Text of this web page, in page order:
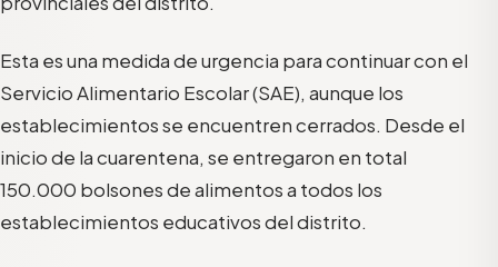
Esta esuna medida de urgencia para continuar con el
Servicio Alimentario Escolar (SAE), aunque los
establecimientos se encuentren cerrados. Desde el
iniciode la cuarentena, se entregaron en total
150.000 bolsones de alimentos a todos los
establecimientos educativos del distrito.